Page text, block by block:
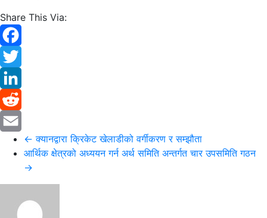
Share This Via:
Facebook
Twitter
LinkedIn
Reddit
Email ← क्यानद्वारा क्रिकेट खेलाडीको वर्गीकरण र सम्झौता
आर्थिक क्षेत्रको अध्ययन गर्न अर्थ समिति अन्तर्गत चार उपसमिति गठन
→